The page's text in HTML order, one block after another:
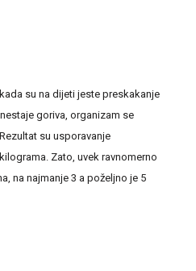
su na dijeti jeste preskakanje
goriva, organizam se
su usporavanje
Zato, uvek ravnomerno
na najmanje 3 a poželjno je 5